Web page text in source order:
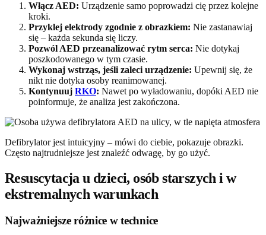
Włącz AED: Urządzenie samo poprowadzi cię przez kolejne
kroki.
Przyklej elektrody zgodnie z obrazkiem: Nie zastanawiaj
się – każda sekunda się liczy.
Pozwól AED przeanalizować rytm serca: Nie dotykaj
poszkodowanego w tym czasie.
Wykonaj wstrząs, jeśli zaleci urządzenie: Upewnij się, że
nikt nie dotyka osoby reanimowanej.
Kontynuuj RKO: Nawet po wyładowaniu, dopóki AED nie
poinformuje, że analiza jest zakończona.
Defibrylator jest intuicyjny – mówi do ciebie, pokazuje obrazki.
Często najtrudniejsze jest znaleźć odwagę, by go użyć.
Resuscytacja u dzieci, osób starszych i w
ekstremalnych warunkach
Najważniejsze różnice w technice